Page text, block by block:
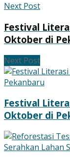
Next Post
Festival
Oktober di
Next Post
Festival
Oktober di